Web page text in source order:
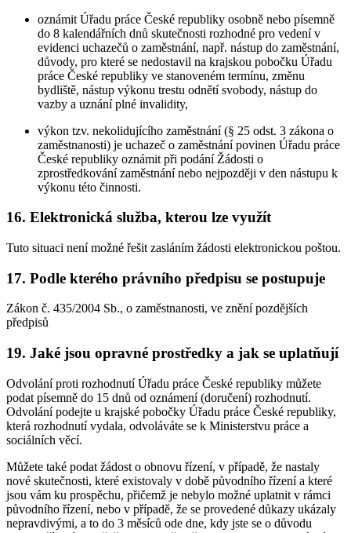
oznámit Úřadu práce České republiky osobně nebo písemně
do 8 kalendářních dnů skutečnosti rozhodné pro vedení v
evidenci uchazečů o zaměstnání, např. nástup do zaměstnání,
důvody, pro které se nedostavil na krajskou pobočku Úřadu
práce České republiky ve stanoveném termínu, změnu
bydliště, nástup výkonu trestu odnětí svobody, nástup do
vazby a uznání plné invalidity,
výkon tzv. nekolidujícího zaměstnání (§ 25 odst. 3 zákona o
zaměstnanosti) je uchazeč o zaměstnání povinen Úřadu práce
České republiky oznámit při podání Žádosti o
zprostředkování zaměstnání nebo nejpozději v den nástupu k
výkonu této činnosti.
16. Elektronická služba, kterou lze využít
Tuto situaci není možné řešit zasláním žádosti elektronickou poštou.
17. Podle kterého právního předpisu se postupuje
Zákon č. 435/2004 Sb., o zaměstnanosti, ve znění pozdějších
předpisů
19. Jaké jsou opravné prostředky a jak se uplatňují
Odvolání proti rozhodnutí Úřadu práce České republiky můžete
podat písemně do 15 dnů od oznámení (doručení) rozhodnutí.
Odvolání podejte u krajské pobočky Úřadu práce České republiky,
která rozhodnutí vydala, odvoláváte se k Ministerstvu práce a
sociálních věcí.
Můžete také podat žádost o obnovu řízení, v případě, že nastaly
nové skutečnosti, které existovaly v době původního řízení a které
jsou vám ku prospěchu, přičemž je nebylo možné uplatnit v rámci
původního řízení, nebo v případě, že se provedené důkazy ukázaly
nepravdivými, a to do 3 měsíců ode dne, kdy jste se o důvodu